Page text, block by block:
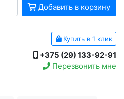
Добавить в корзину
Купить в 1 клик
+375 (29) 133-92-91
Перезвонить мне